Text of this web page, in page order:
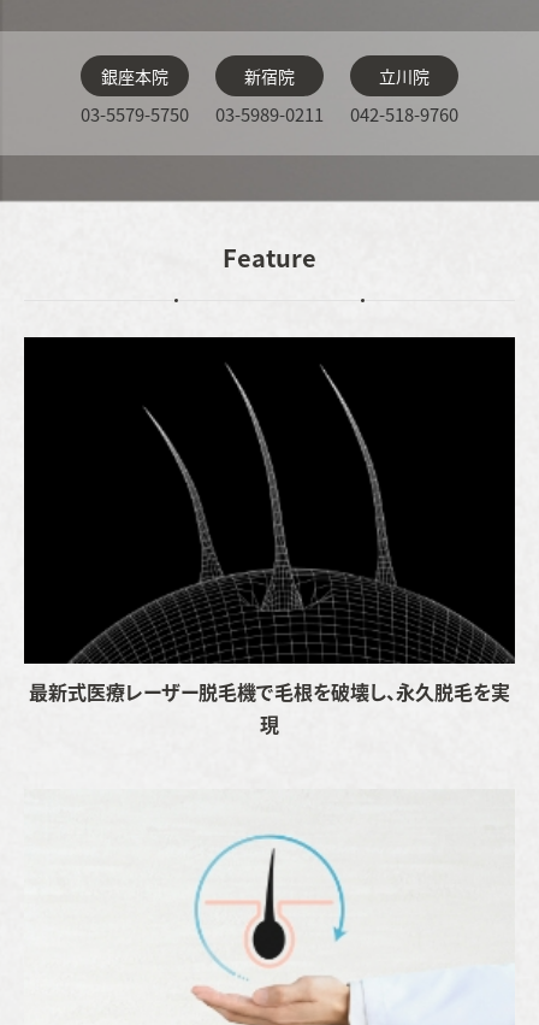
銀座本院
03-5579-5750
新宿院
03-5989-0211
立川院
042-518-9760
Feature
最新式医療レーザー脱毛機で毛根を破壊し、永久脱毛を実
現